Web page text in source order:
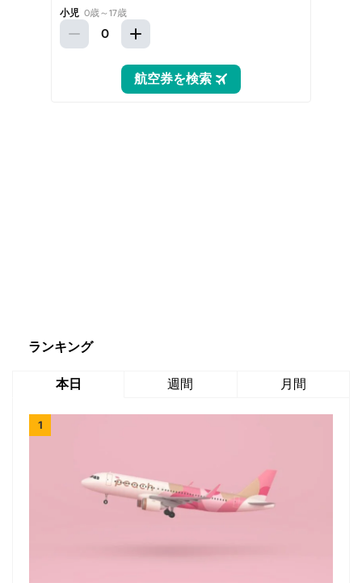
ランキング
本日 週間 月間